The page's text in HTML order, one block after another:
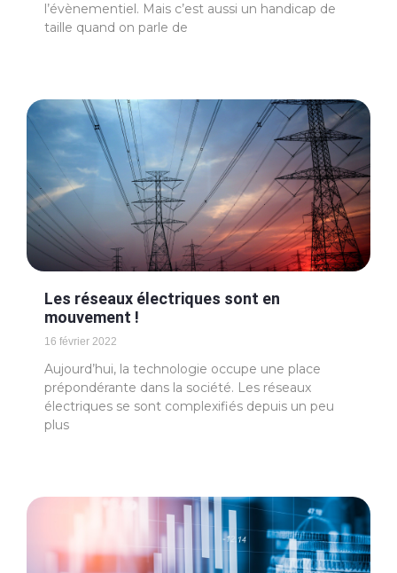
l’évènementiel. Mais c’est aussi un handicap de
taille quand on parle de
Les réseaux électriques sont en
mouvement !
16 février 2022
Aujourd’hui, la technologie occupe une place
prépondérante dans la société. Les réseaux
électriques se sont complexifiés depuis un peu
plus